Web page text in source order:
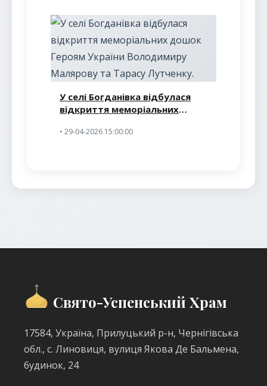
У селі Богданівка відбулася
відкриття меморіальних
Володимиру Малярову та
• 29-04-2026 15:00:00
Свято-Успенський Храм
17584, Україна, Прилуцький р-н, Чернігівська
обл., с. Линовиця, вулиця Якова Де Бальмена,
будинок, 24